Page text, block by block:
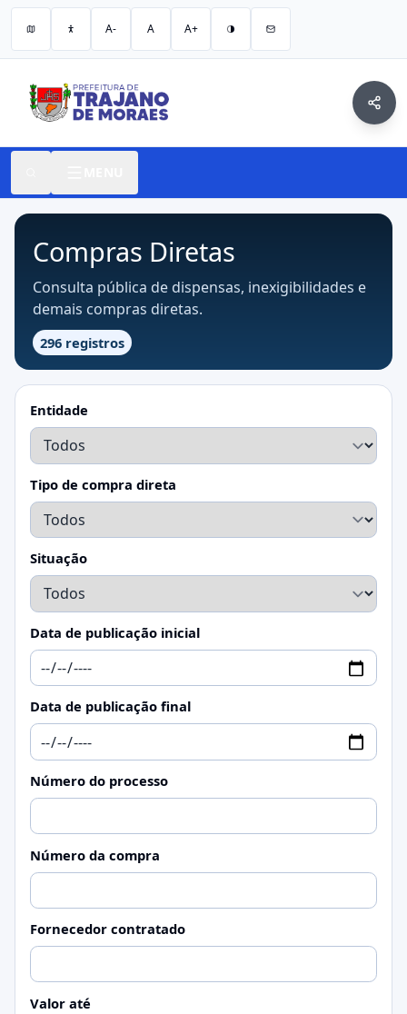
A- A A+
Compras Diretas
Consulta pública de dispensas, inexigibilidades e
demais compras diretas.
296 registros
Entidade
Tipo de compra direta
Situação
Data de publicação inicial
Data de publicação final
Número do processo
Número da compra
Fornecedor contratado
Valor até